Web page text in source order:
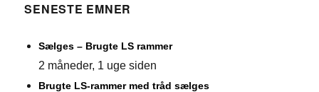
SENESTE EMNER
Sælges – Brugte LS rammer
2 måneder, 1 uge siden
Brugte LS-rammer med tråd sælges